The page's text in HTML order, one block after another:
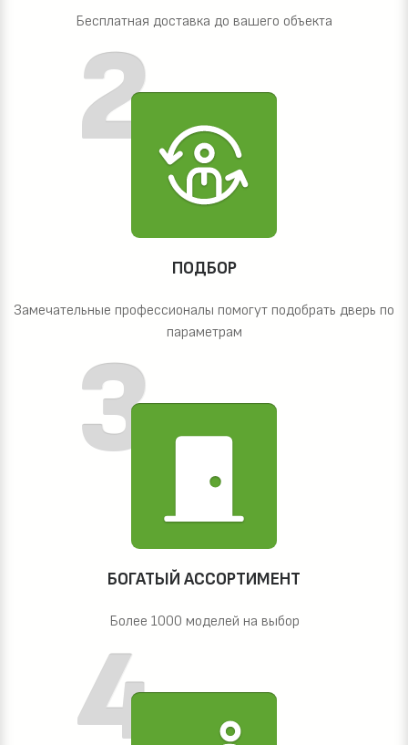
Бесплатная доставка до вашего объекта
ПОДБОР
Замечательные профессионалы помогут подобрать дверь по
параметрам
БОГАТЫЙ АССОРТИМЕНТ
Более 1000 моделей на выбор